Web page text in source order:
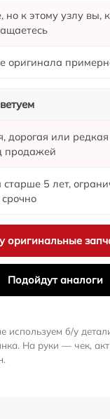
но к этому узлу вы,
оригинала
дорогая или
продажей
старше 5 лет,
оригинальные
Подойдут аналоги
используем б/у
На руки — чек,